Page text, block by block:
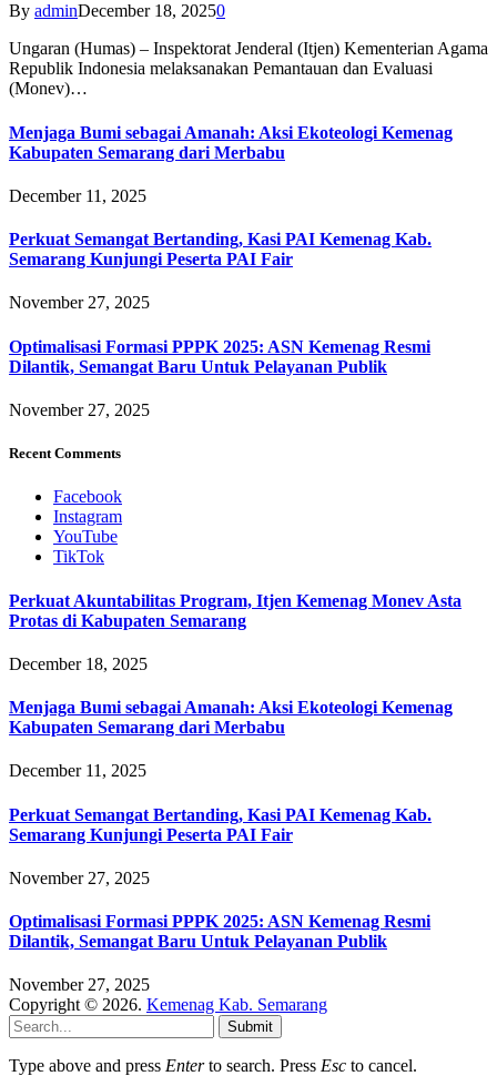
By adminDecember 18, 20250
Ungaran (Humas) – Inspektorat Jenderal (Itjen) Kementerian Agama
Republik Indonesia melaksanakan Pemantauan dan Evaluasi
(Monev)…
Menjaga Bumi sebagai Amanah: Aksi Ekoteologi Kemenag
Kabupaten Semarang dari Merbabu
December 11, 2025
Perkuat Semangat Bertanding, Kasi PAI Kemenag Kab.
Semarang Kunjungi Peserta PAI Fair
November 27, 2025
Optimalisasi Formasi PPPK 2025: ASN Kemenag Resmi
Dilantik, Semangat Baru Untuk Pelayanan Publik
November 27, 2025
Recent Comments
Facebook
Instagram
YouTube
TikTok
Perkuat Akuntabilitas Program, Itjen Kemenag Monev Asta
Protas di Kabupaten Semarang
December 18, 2025
Menjaga Bumi sebagai Amanah: Aksi Ekoteologi Kemenag
Kabupaten Semarang dari Merbabu
December 11, 2025
Perkuat Semangat Bertanding, Kasi PAI Kemenag Kab.
Semarang Kunjungi Peserta PAI Fair
November 27, 2025
Optimalisasi Formasi PPPK 2025: ASN Kemenag Resmi
Dilantik, Semangat Baru Untuk Pelayanan Publik
November 27, 2025
Copyright © 2026. Kemenag Kab. Semarang
Submit
Type above and press Enterto search. Press Esc to cancel.